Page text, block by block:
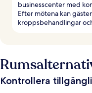
businesscenter med
Efter mötena kan
kroppsbehandlingar
Kontrollera